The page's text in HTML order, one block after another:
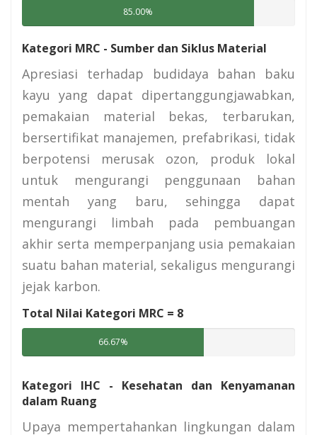
85.00%
Kategori MRC - Sumber dan Siklus Material
Apresiasi terhadap budidaya bahan baku
kayu yang dapat dipertanggungjawabkan,
pemakaian material bekas, terbarukan,
bersertifikat manajemen, prefabrikasi, tidak
berpotensi merusak ozon, produk lokal
untuk mengurangi penggunaan bahan
mentah yang baru, sehingga dapat
mengurangi limbah pada pembuangan
akhir serta memperpanjang usia pemakaian
suatu bahan material, sekaligus mengurangi
jejak karbon.
Total Nilai Kategori MRC = 8
66.67%
Kategori IHC - Kesehatan dan Kenyamanan
dalam Ruang
Upaya mempertahankan lingkungan dalam